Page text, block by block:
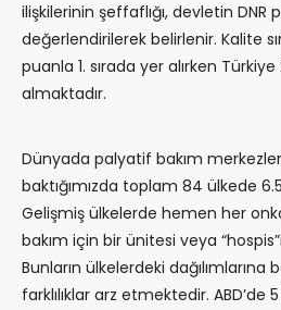
ilişkilerinin şeffaflığı, devletin DNR
değerlendirilerek belirlenir. Kalite
puanla 1. sırada yer alırken
almaktadır.
Dünyada palyatif bakım
baktığımızda toplam 84 ülkede
Gelişmiş ülkelerde hemen her
bakım için bir ünitesi veya
Bunların ülkelerdeki dağılımlarına
farklılıklar arz etmektedir. ABD’de